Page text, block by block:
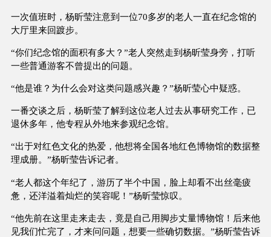
一次值班时，杨昕莹注意到一位70多岁的老人一直在纪念馆的
大厅里来回踱步。
“你们纪念馆的面积有多大？”老人突然走到杨昕莹身旁，打听
一些普通游客不曾提出的问题。
“他是谁？为什么会对这类问题感兴趣？”杨昕莹心中疑惑。
一番交谈之后，杨昕莹了解到这位老人过去从事研究工作，已
退休多年，他专程从外地来参观纪念馆。
“出于对红色文化的热爱，他想将全国各地红色博物馆的数据整
理成册。”杨昕莹告诉记者。
“老人都这个年纪了，游历了半个中国，脸上却看不出丝毫疲
惫，还洋溢着灿烂的笑容呢！”杨昕莹惊叹。
“他先前在这里走来走去，竟是自己用脚步丈量博物馆！后来他
见我们忙完了，才来问问题，想要一些确切数据。”杨昕莹告诉